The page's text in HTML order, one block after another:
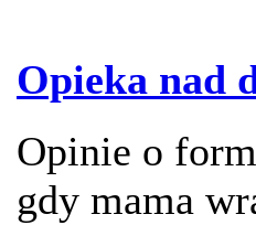
Opieka nad
Opinie o
gdy mama